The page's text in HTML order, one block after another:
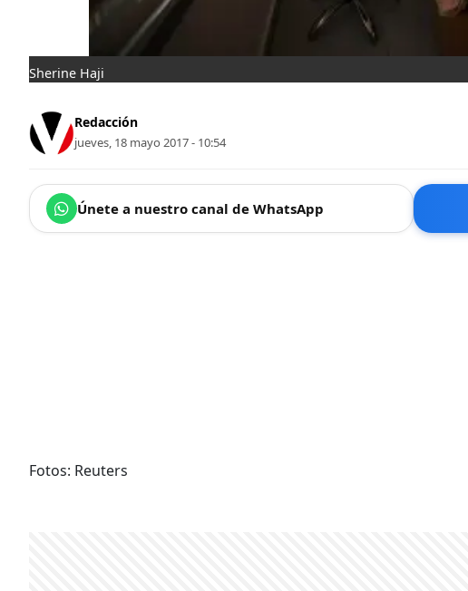
Sherine Haji
Redacción
jueves, 18 mayo 2017 - 10:54
Únete a nuestro canal de WhatsApp
Fotos: Reuters